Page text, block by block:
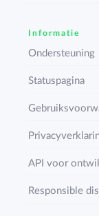
Informatie
Ondersteuning
Statuspagina
API voor
Responsible